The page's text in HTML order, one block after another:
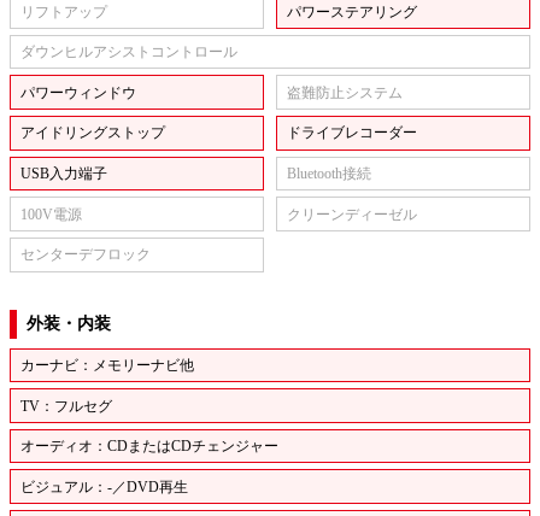
リフトアップ パワーステアリング
ダウンヒルアシストコントロール
パワーウィンドウ 盗難防止システム
アイドリングストップ ドライブレコーダー
USB入力端子 Bluetooth接続
100V電源 クリーンディーゼル
センターデフロック
外装・内装
カーナビ：メモリーナビ他
TV：フルセグ
オーディオ：CDまたはCDチェンジャー
ビジュアル：-／DVD再生